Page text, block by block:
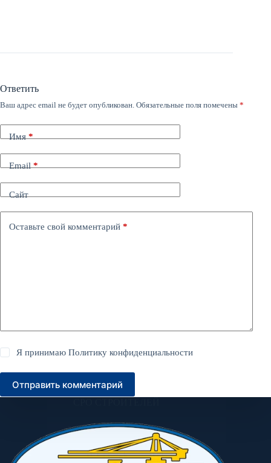
Ответить
Ваш адрес email не будет опубликован. Обязательные поля помечены *
Имя*
Email*
Сайт
Оставьте свой комментарий *
Я принимаюПолитику конфиденциальности
Отправить комментарий